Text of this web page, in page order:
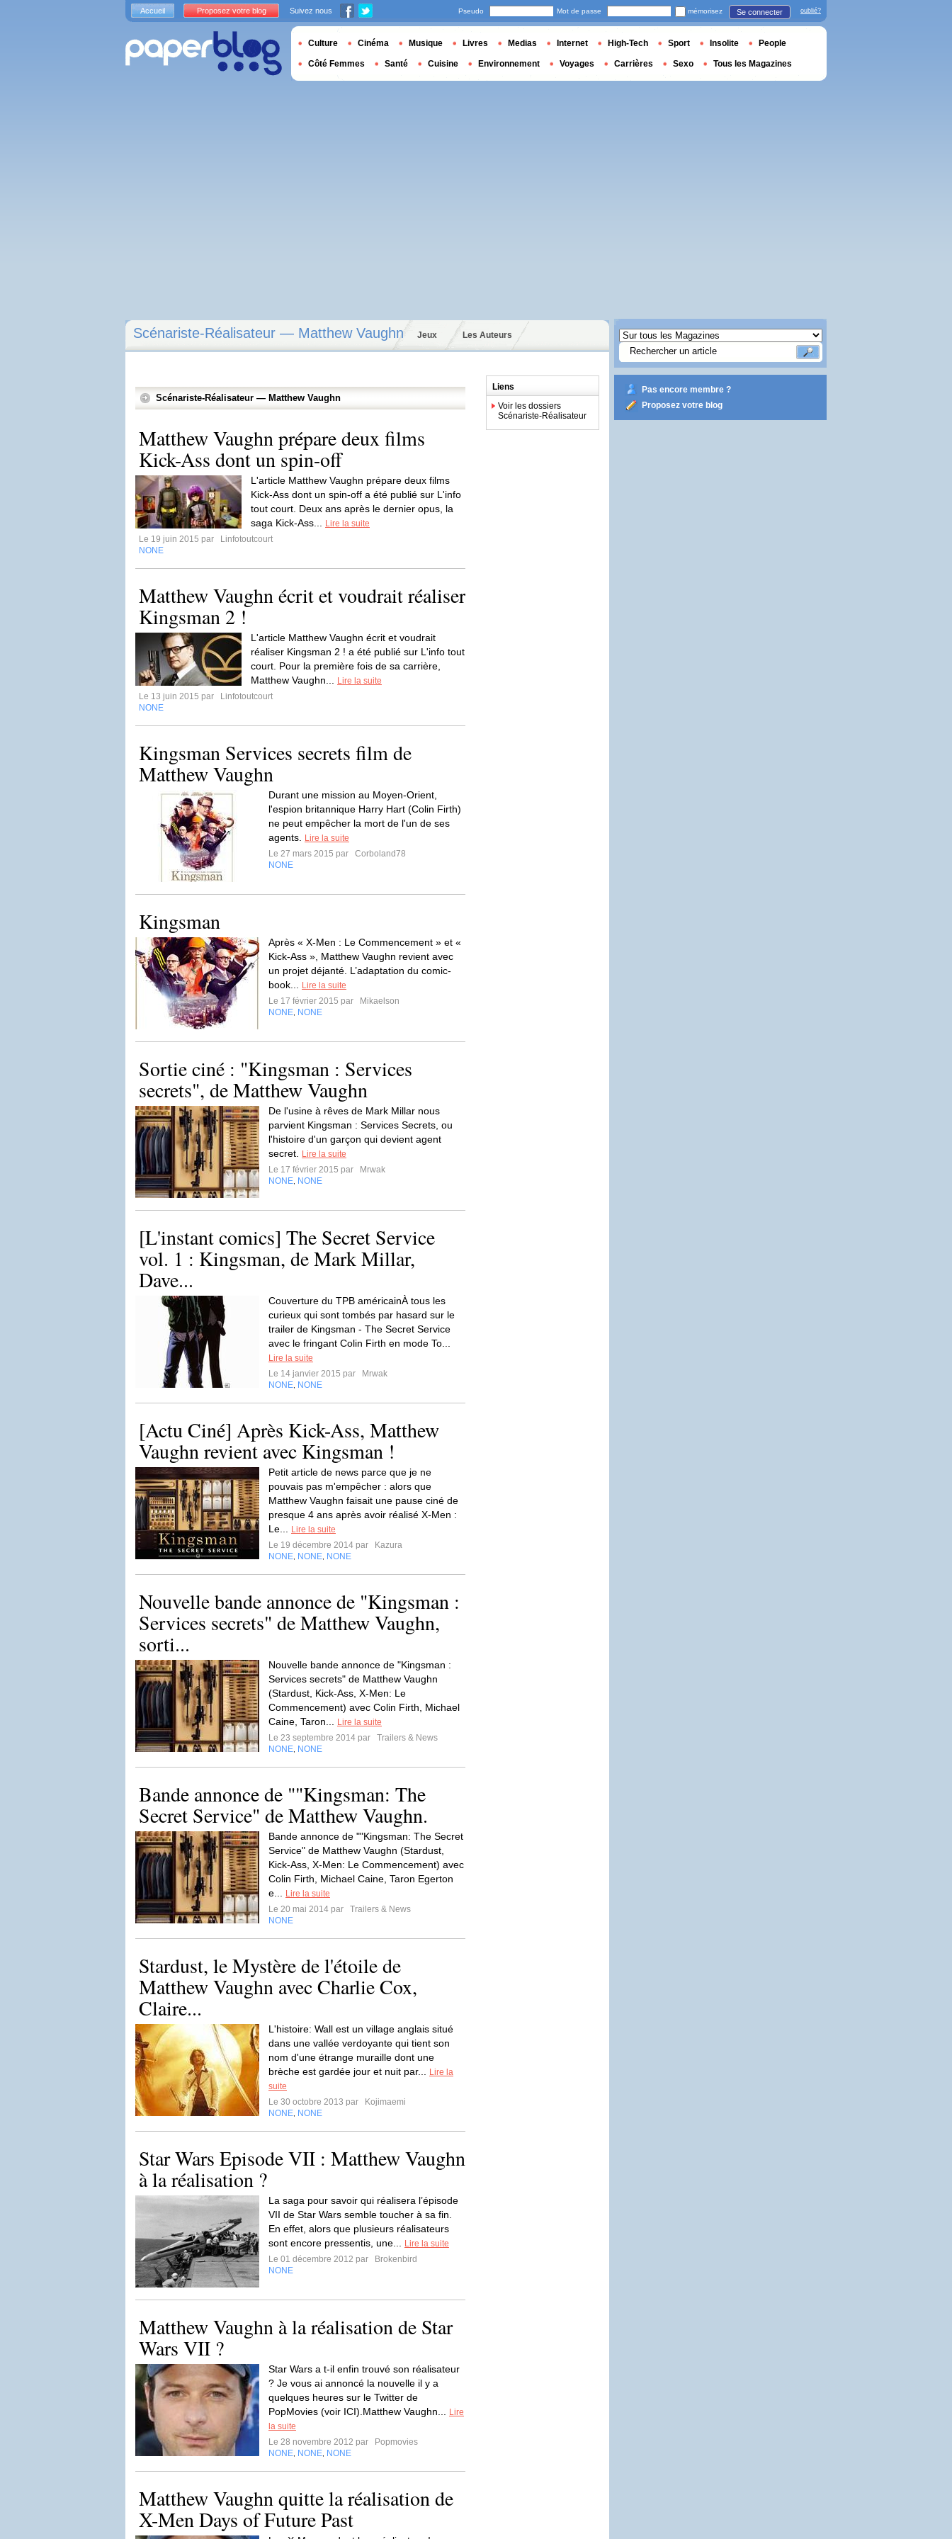
Scénariste-Réalisateur — Matthew Vaughn Jeux Les Auteurs
Scénariste-Réalisateur — Matthew Vaughn
Matthew Vaughn prépare deux films
Kick-Ass dont un spin-off
L'article Matthew Vaughn prépare deux films
Kick-Ass dont un spin-off a été publié sur L'info
tout court. Deux ans après le dernier opus, la
saga Kick-Ass...
Lire la suite
Le 19 juin 2015 par
Linfotoutcourt
NONE
Matthew Vaughn écrit et voudrait réaliser
Kingsman 2 !
L'article Matthew Vaughn écrit et voudrait
réaliser Kingsman 2 ! a été publié sur L'info tout
court. Pour la première fois de sa carrière,
Matthew Vaughn...
Lire la suite
Le 13 juin 2015 par
Linfotoutcourt
NONE
Kingsman Services secrets film de
Matthew Vaughn
Durant une mission au Moyen-Orient,
l'espion britannique Harry Hart (Colin Firth)
ne peut empêcher la mort de l'un de ses
agents.
Lire la suite
Le 27 mars 2015 par
Corboland78
NONE
Kingsman
Après « X-Men : Le Commencement » et «
Kick-Ass », Matthew Vaughn revient avec
un projet déjanté. L’adaptation du comic-
book...
Lire la suite
Le 17 février 2015 par
Mikaelson
NONE NONE
Sortie ciné : "Kingsman : Services
secrets", de Matthew Vaughn
De l'usine à rêves de Mark Millar nous
parvient Kingsman : Services Secrets, ou
l'histoire d'un garçon qui devient agent
secret.
Lire la suite
Le 17 février 2015 par
Mrwak
NONE NONE
[L'instant comics] The Secret Service
vol. 1 : Kingsman, de Mark Millar,
Dave...
Couverture du TPB américainÀ tous les
curieux qui sont tombés par hasard sur le
trailer de Kingsman - The Secret Service
avec le fringant Colin Firth en mode To...
Lire la suite
Le 14 janvier 2015 par
Mrwak
NONE NONE
[Actu Ciné] Après Kick-Ass, Matthew
Vaughn revient avec Kingsman !
Petit article de news parce que je ne
pouvais pas m'empêcher : alors que
Matthew Vaughn faisait une pause ciné de
presque 4 ans après avoir réalisé X-Men :
Le...
Lire la suite
Le 19 décembre 2014 par
Kazura
NONE NONE NONE
Nouvelle bande annonce de "Kingsman :
Services secrets" de Matthew Vaughn,
sorti...
Nouvelle bande annonce de "Kingsman :
Services secrets" de Matthew Vaughn
(Stardust, Kick-Ass, X-Men: Le
Commencement) avec Colin Firth, Michael
Caine, Taron...
Lire la suite
Le 23 septembre 2014 par
Trailers & News
NONE NONE
Bande annonce de ""Kingsman: The
Secret Service" de Matthew Vaughn.
Bande annonce de ""Kingsman: The Secret
Service" de Matthew Vaughn (Stardust,
Kick-Ass, X-Men: Le Commencement) avec
Colin Firth, Michael Caine, Taron Egerton
e...
Lire la suite
Le 20 mai 2014 par
Trailers & News
NONE
Stardust, le Mystère de l'étoile de
Matthew Vaughn avec Charlie Cox,
Claire...
L'histoire: Wall est un village anglais situé
dans une vallée verdoyante qui tient son
nom d'une étrange muraille dont une
brèche est gardée jour et nuit par...
Lire la
suite
Le 30 octobre 2013 par
Kojimaemi
NONE NONE
Star Wars Episode VII : Matthew Vaughn
à la réalisation ?
La saga pour savoir qui réalisera l’épisode
VII de Star Wars semble toucher à sa fin.
En effet, alors que plusieurs réalisateurs
sont encore pressentis, une...
Lire la suite
Le 01 décembre 2012 par
Brokenbird
NONE
Matthew Vaughn à la réalisation de Star
Wars VII ?
Star Wars a t-il enfin trouvé son réalisateur
? Je vous ai annoncé la nouvelle il y a
quelques heures sur le Twitter de
PopMovies (voir ICI).Matthew Vaughn...
Lire
la suite
Le 28 novembre 2012 par
Popmovies
NONE NONE NONE
Matthew Vaughn quitte la réalisation de
X-Men Days of Future Past
Liens
Voir les dossiers
Scénariste-Réalisateur
Pas encore membre ?
Proposez votre blog
Accueil Proposez votre blog Suivez nous Pseudo Mot de passe mémorisez Se connecter oublié?
Culture Cinéma Musique Livres Medias Internet High-Tech Sport Insolite People
Côté Femmes Santé Cuisine Environnement Voyages Carrières Sexo Tous les Magazines